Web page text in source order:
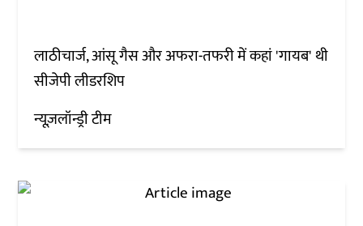
लाठीचार्ज, आंसू गैस और अफरा-तफरी में कहां 'गायब' थी
सीजेपी लीडरशिप
न्यूज़लॉन्ड्री टीम